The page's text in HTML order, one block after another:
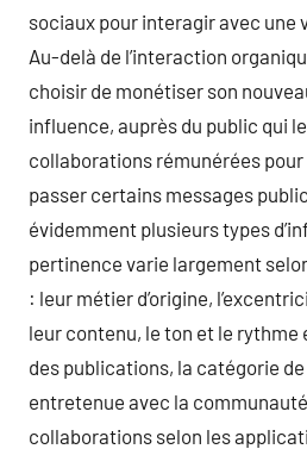
sociaux pour interagir avec une
Au-delà de l’interaction
choisir de monétiser son
influence, auprès du public qui
collaborations rémunérées
passer certains messages
évidemment plusieurs types
pertinence varie largement
: leur métier d’origine,
leur contenu, le ton et le rythme
des publications, la catégorie
entretenue avec la
collaborations selon les